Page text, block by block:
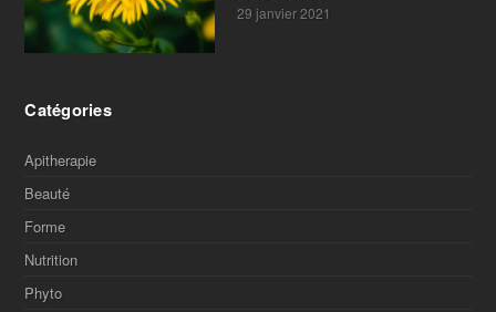
29 janvier 2021
Catégories
Apitherapie
Beauté
Forme
Nutrition
Phyto